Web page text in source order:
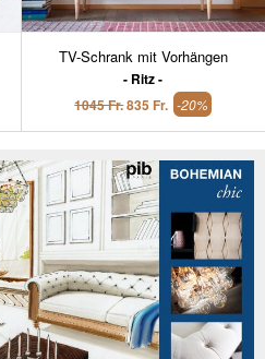
TV-Schrank mit Vorhängen
Ritz
1045 Fr.835 Fr. -20%